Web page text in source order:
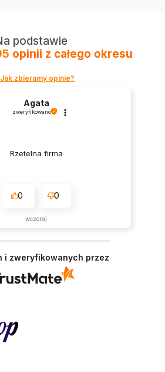
podstawie
opinii z całego okresu
Jak zbieramy opinie?
Agata
zweryfikowano
Rzetelna firma
0 0
wczoraj
i zweryfikowanych przez